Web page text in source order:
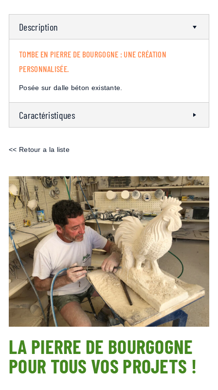
Description
TOMBE EN PIERRE DE BOURGOGNE : UNE CRÉATION
PERSONNALISÉE.
Posée sur dalle béton existante.
Caractéristiques
<< Retour a la liste
LA PIERRE DE BOURGOGNE
POUR TOUS VOS PROJETS !